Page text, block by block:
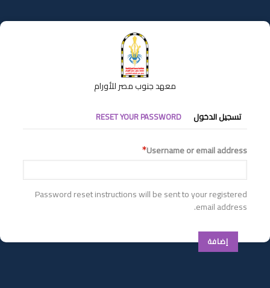
إلى
المحتوى
معهد جنوب مصر للأورام
التبويبات
الأساسية
تسجيل الدخول RESET YOUR PASSWORD
Username or email address
Password reset instructions will be sent to your registered
email address.